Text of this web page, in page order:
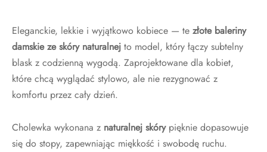
Eleganckie, lekkie i wyjątkowo kobiece — te złote baleriny
damskie ze skóry naturalnej to model, który łączy subtelny
blask z codzienną wygodą. Zaprojektowane dla kobiet,
które chcą wyglądać stylowo, ale nie rezygnować z
komfortu przez cały dzień.
Cholewka wykonana z naturalnej skórypięknie dopasowuje
się do stopy, zapewniając miękkość i swobodę ruchu.